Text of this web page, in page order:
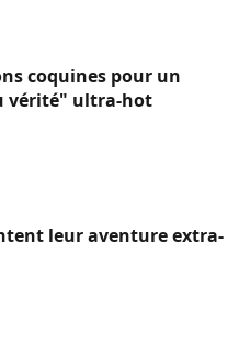
coquines pour un
vérité" ultra-hot
leur aventure extra-